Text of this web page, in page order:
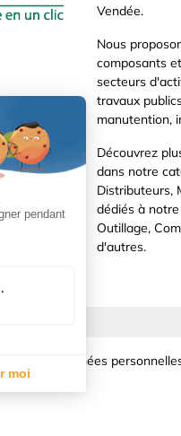
Vendée.
Nous
composants
secteurs
travaux
manutention,
Découvrez
dans notre
Distributeurs,
dédiés à
Outillage,
d'autres.
Données